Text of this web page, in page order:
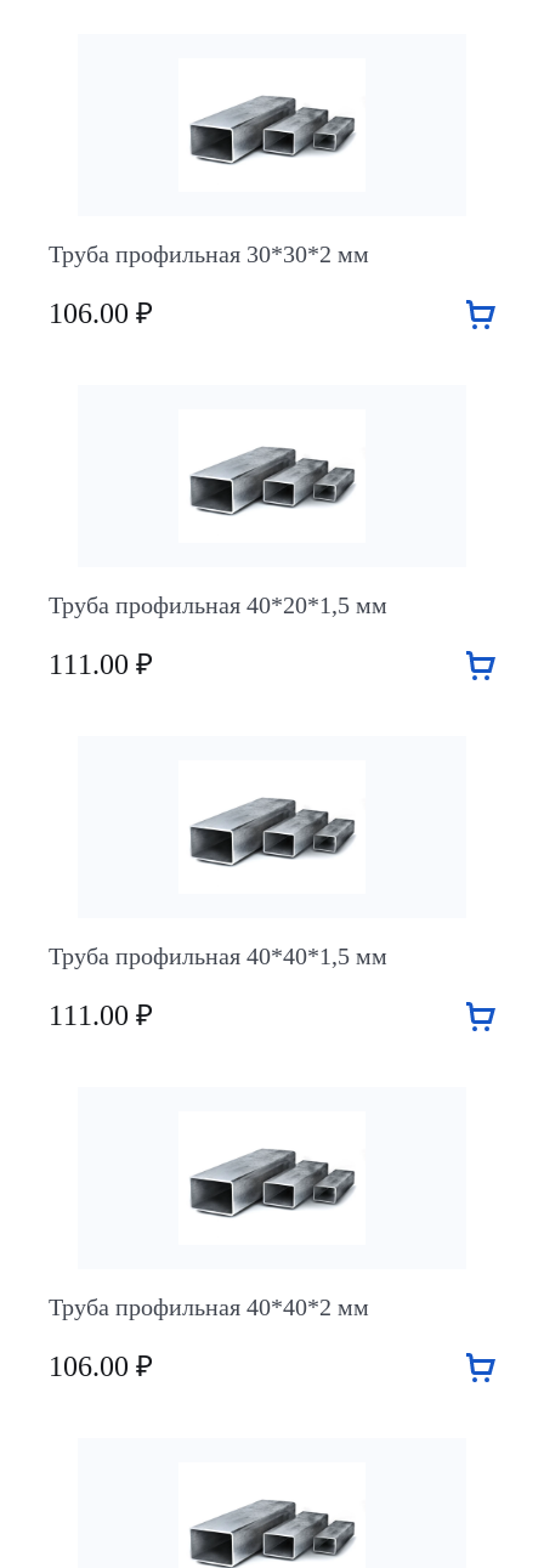
Труба профильная 30*30*2 мм
106.00 ₽
Труба профильная 40*20*1,5 мм
111.00 ₽
Труба профильная 40*40*1,5 мм
111.00 ₽
Труба профильная 40*40*2 мм
106.00 ₽